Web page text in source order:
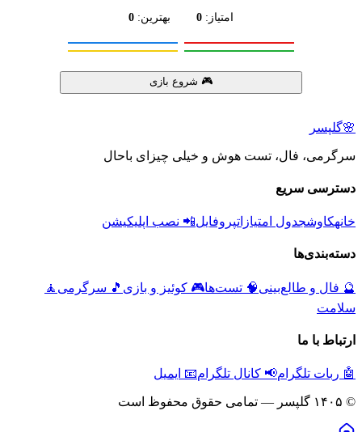
امتیاز: 0 بهترین: 0
🎮 شروع بازی
🌸گلپسر
سرگرمی، فال، تست هوش و خیلی چیزای باحال
دسترسی سریع
خانهکاوشجدول امتیازاتپروفایل📲 نصب اپلیکیشن
دسته‌بندی‌ها
🔮 فال و طالع‌بینی🧠 تست‌ها🎮 کوئیز و بازی 🎵 سرگرمی 🧘
سلامت
ارتباط با ما
🤖 ربات تلگرام📢 کانال تلگرام📧 ایمیل
© ۱۴۰۵ گلپسر — تمامی حقوق محفوظ است